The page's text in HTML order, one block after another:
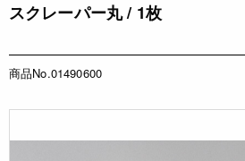
スクレーパー丸 / 1枚
商品No.01490600